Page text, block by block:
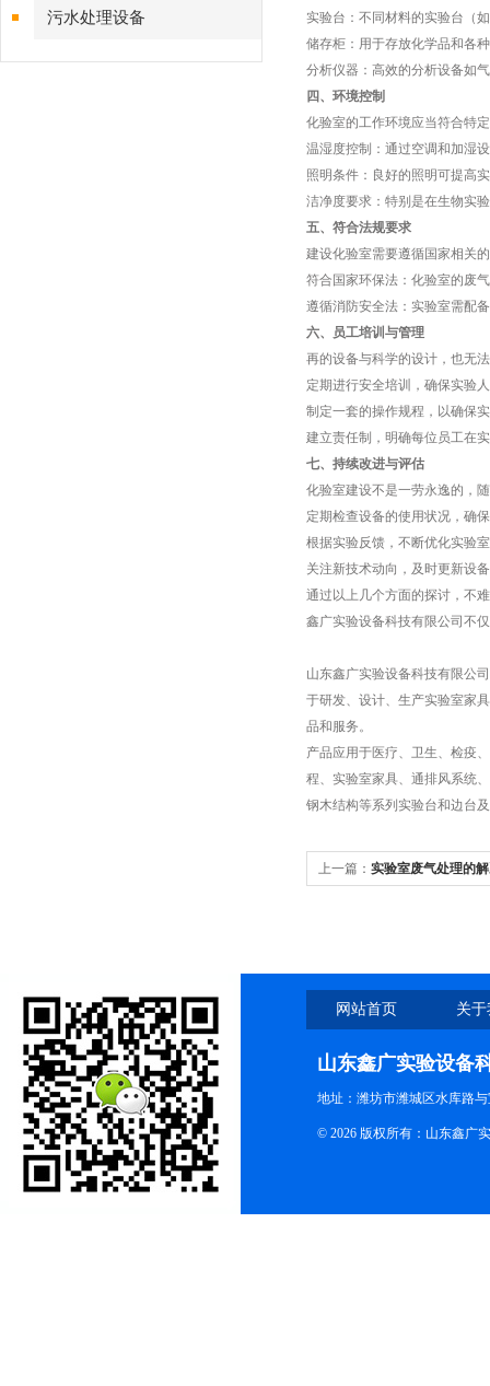
污水处理设备
实验台：不同材料的实验台（
储存柜：用于存放化学品和各
分析仪器：高效的分析设备如
四、环境控制
化验室的工作环境应当符合特
温湿度控制：通过空调和加湿
照明条件：良好的照明可提高
洁净度要求：特别是在生物实
五、符合法规要求
建设化验室需要遵循国家相关
符合国家环保法：化验室的废
遵循消防安全法：实验室需配
六、员工培训与管理
再的设备与科学的设计，也无
定期进行安全培训，确保实验
制定一套的操作规程，以确保
建立责任制，明确每位员工在
七、持续改进与评估
化验室建设不是一劳永逸的，
定期检查设备的使用状况，确
根据实验反馈，不断优化实验
关注新技术动向，及时更新设
通过以上几个方面的探讨，不
鑫广实验设备科技有限公司不
山东鑫广实验设备科技有限公
于研发、设计、生产实验室家
品和服务。
产品应用于医疗、卫生、检疫
程、实验室家具、通排风系统
钢木结构等系列实验台和边台
上一篇： 实验室废气处理的
网站首页 关
山东鑫广实验设备
地址：潍坊市潍城区水库路
© 2026 版权所有：山东鑫广